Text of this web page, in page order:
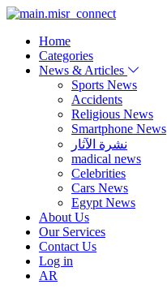
Home
Categories
News & Articles
Sports News
Accidents
Religious News
Smartphone News
نشرة الآثار
madical news
Celebrities
Cars News
Egypt News
About Us
Our Services
Contact Us
Log in
AR